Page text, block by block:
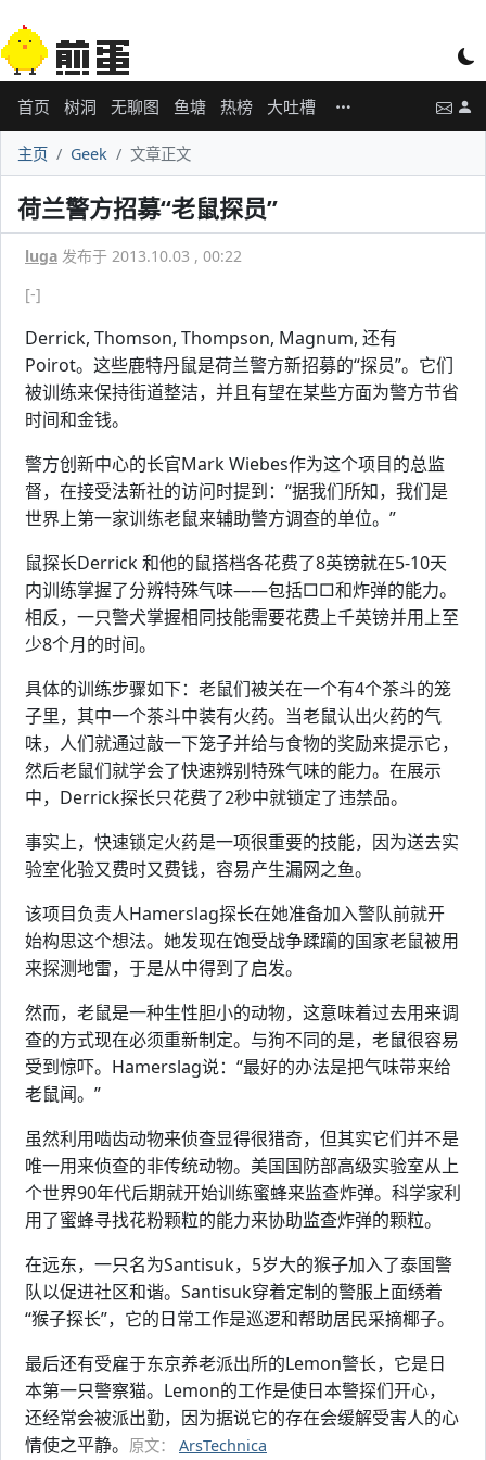
首页 树洞 无聊图 鱼塘 热榜 大吐槽
主页 Geek 文章正文
荷兰警方招募“老鼠探员”
luga 发布于 2013.10.03 , 00:22
[-]
Derrick, Thomson, Thompson, Magnum, 还有
Poirot。这些鹿特丹鼠是荷兰警方新招募的“探员”。它们
被训练来保持街道整洁，并且有望在某些方面为警方节省
时间和金钱。
警方创新中心的长官Mark Wiebes作为这个项目的总监
督，在接受法新社的访问时提到：“据我们所知，我们是
世界上第一家训练老鼠来辅助警方调查的单位。”
鼠探长Derrick 和他的鼠搭档各花费了8英镑就在5-10天
内训练掌握了分辨特殊气味——包括□□和炸弹的能力。
相反，一只警犬掌握相同技能需要花费上千英镑并用上至
少8个月的时间。
具体的训练步骤如下：老鼠们被关在一个有4个茶斗的笼
子里，其中一个茶斗中装有火药。当老鼠认出火药的气
味，人们就通过敲一下笼子并给与食物的奖励来提示它，
然后老鼠们就学会了快速辨别特殊气味的能力。在展示
中，Derrick探长只花费了2秒中就锁定了违禁品。
事实上，快速锁定火药是一项很重要的技能，因为送去实
验室化验又费时又费钱，容易产生漏网之鱼。
该项目负责人Hamerslag探长在她准备加入警队前就开
始构思这个想法。她发现在饱受战争蹂躏的国家老鼠被用
来探测地雷，于是从中得到了启发。
然而，老鼠是一种生性胆小的动物，这意味着过去用来调
查的方式现在必须重新制定。与狗不同的是，老鼠很容易
受到惊吓。Hamerslag说：“最好的办法是把气味带来给
老鼠闻。”
虽然利用啮齿动物来侦查显得很猎奇，但其实它们并不是
唯一用来侦查的非传统动物。美国国防部高级实验室从上
个世界90年代后期就开始训练蜜蜂来监查炸弹。科学家利
用了蜜蜂寻找花粉颗粒的能力来协助监查炸弹的颗粒。
在远东，一只名为Santisuk，5岁大的猴子加入了泰国警
队以促进社区和谐。Santisuk穿着定制的警服上面绣着
“猴子探长”，它的日常工作是巡逻和帮助居民采摘椰子。
最后还有受雇于东京养老派出所的Lemon警长，它是日
本第一只警察猫。Lemon的工作是使日本警探们开心，
还经常会被派出勤，因为据说它的存在会缓解受害人的心
情使之平静。 原文： ArsTechnica